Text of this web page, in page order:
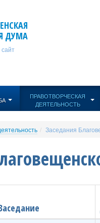
ДУМА
ПРАВОТВОРЧЕСКАЯ
ДЕЯТЕЛЬНОСТЬ
Заседания